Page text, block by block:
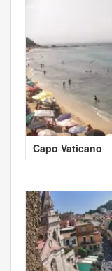
Capo Vaticano